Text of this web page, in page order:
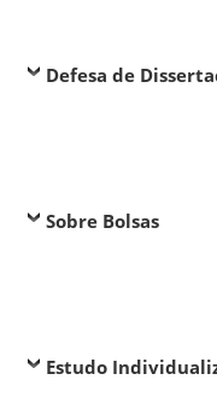
Defesa de
Sobre Bolsas
Estudo